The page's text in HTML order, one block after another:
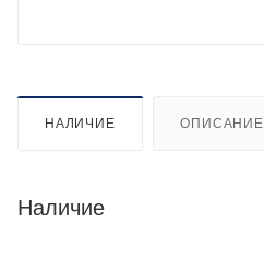
НАЛИЧИЕ ОПИСАНИЕ
Наличие